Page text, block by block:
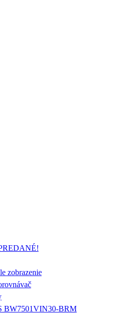
zobrazenie
BW7501VIN30-BRM